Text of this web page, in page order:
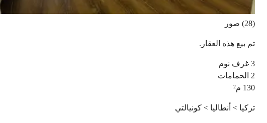
(28) صور
تم بيع هذه العقار.
3 غرف نوم
2 الحمامات
130 م²
تركيا > أنطاليا > كونيالتي